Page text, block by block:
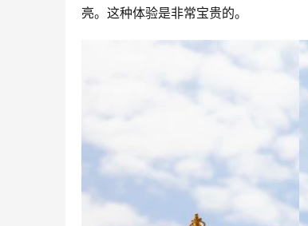
亮。这种体验是非常宝贵的。